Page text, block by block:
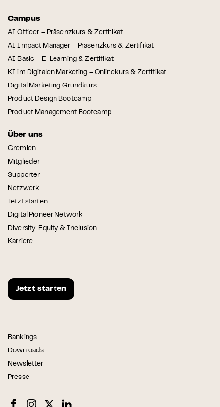
Campus
AI Officer – Präsenzkurs & Zertifikat
AI Impact Manager – Präsenzkurs & Zertifikat
AI Basic – E-Learning & Zertifikat
KI im Digitalen Marketing – Onlinekurs & Zertifikat
Digital Marketing Grundkurs
Product Design Bootcamp
Product Management Bootcamp
Über uns
Gremien
Mitglieder
Supporter
Netzwerk
Jetzt starten
Digital Pioneer Network
Diversity, Equity & Inclusion
Karriere
Jetzt starten
Rankings
Downloads
Newsletter
Presse